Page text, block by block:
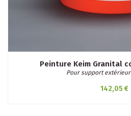
Peinture Keim Granital
Pour support
142,05 €